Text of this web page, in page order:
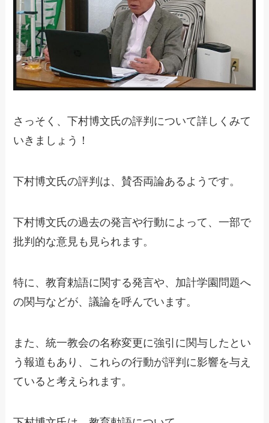
さっそく、下村博文氏の評判について詳しくみて
いきましょう！
下村博文氏の評判は、賛否両論あるようです。
下村博文氏の過去の発言や行動によって、一部で
批判的な意見も見られます。
特に、教育勅語に関する発言や、加計学園問題へ
の関与などが、議論を呼んでいます。
また、統一教会の名称変更に強引に関与したとい
う報道もあり、これらの行動が評判に影響を与え
ていると考えられます。